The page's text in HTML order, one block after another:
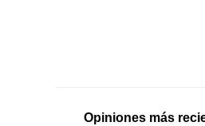
Opiniones más